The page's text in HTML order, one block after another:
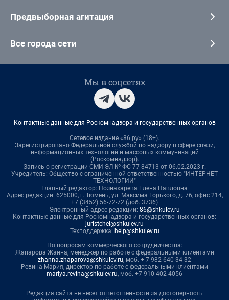
Предвыборная агитация
Все города сети
Мы в соцсетях
Контактные данные для Роскомнадзора и государственных органов
Сетевое издание «86.ру» (18+).
Зарегистрировано Федеральной службой по надзору в сфере связи,
информационных технологий и массовых коммуникаций
(Роскомнадзор).
Запись о регистрации СМИ ЭЛ № ФС 77-84713 от 06.02.2023 г.
Учредитель: Общество с ограниченной ответственностью "ИНТЕРНЕТ
ТЕХНОЛОГИИ"
Главный редактор: Познахарева Елена Павловна
Адрес редакции: 625000, г. Тюмень, ул. Максима Горького, д. 76, офис 214,
+7 (3452) 56-72-72 (доб. 3736)
Электронный адрес редакции: 86@shkulev.ru
Контактные данные для Роскомнадзора и государственных органов:
juristchel@shkulev.ru
Техподдержка: help@shkulev.ru
По вопросам коммерческого сотрудничества:
Жапарова Жанна, менеджер по работе с федеральными клиентами
zhanna.zhaparova@shkulev.ru, моб. + 7 982 640 34 32
Ревина Мария, директор по работе с федеральными клиентами
mariya.revina@shkulev.ru, моб. +7 910 402 4056
Редакция сайта не несет ответственности за достоверность